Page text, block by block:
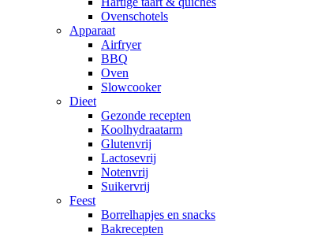
Ovenschotels
Apparaat
Airfryer
BBQ
Oven
Slowcooker
Dieet
Gezonde recepten
Koolhydraatarm
Glutenvrij
Lactosevrij
Notenvrij
Suikervrij
Feest
Borrelhapjes en snacks
Bakrecepten